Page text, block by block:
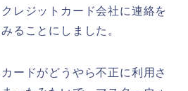
レジットカード会社に連絡を
ることにしました。
ードがどうやら不正に利用さ